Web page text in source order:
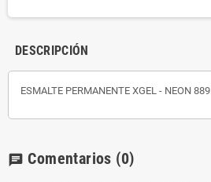
DESCRIPCIÓN
ESMALTE PERMANENTE XGEL - NEON 889
chat Comentarios (0)